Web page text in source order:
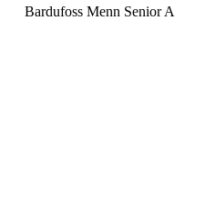
Bardufoss Menn Senior A